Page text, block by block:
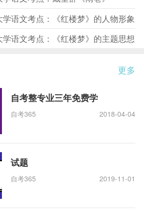
语文考点：《红楼梦》的人物形象
学语文考点：《红楼梦》的主题思想
更多
自考整专业三年免费学
自考365 2018-04-04
试题
自考365 2019-11-01